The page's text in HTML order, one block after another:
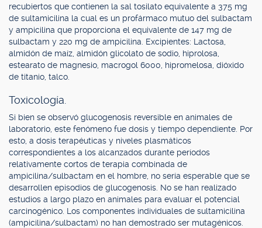
recubiertos que contienen la sal tosilato equivalente a 375 mg
de sultamicilina la cual es un profármaco mutuo del sulbactam
y ampicilina que proporciona el equivalente de 147 mg de
sulbactam y 220 mg de ampicilina. Excipientes: Lactosa,
almidón de maíz, almidón glicolato de sodio, hiprolosa,
estearato de magnesio, macrogol 6000, hipromelosa, dióxido
de titanio, talco.
Toxicología.
Si bien se observó glucogenosis reversible en animales de
laboratorio, este fenómeno fue dosis y tiempo dependiente. Por
esto, a dosis terapéuticas y niveles plasmáticos
correspondientes a los alcanzados durante períodos
relativamente cortos de terapia combinada de
ampicilina/sulbactam en el hombre, no sería esperable que se
desarrollen episodios de glucogenosis. No se han realizado
estudios a largo plazo en animales para evaluar el potencial
carcinogénico. Los componentes individuales de sultamicilina
(ampicilina/sulbactam) no han demostrado ser mutagénicos.